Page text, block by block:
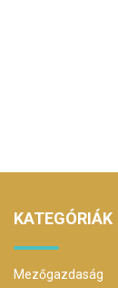
KATEGÓRIÁK
Mezőgazdaság